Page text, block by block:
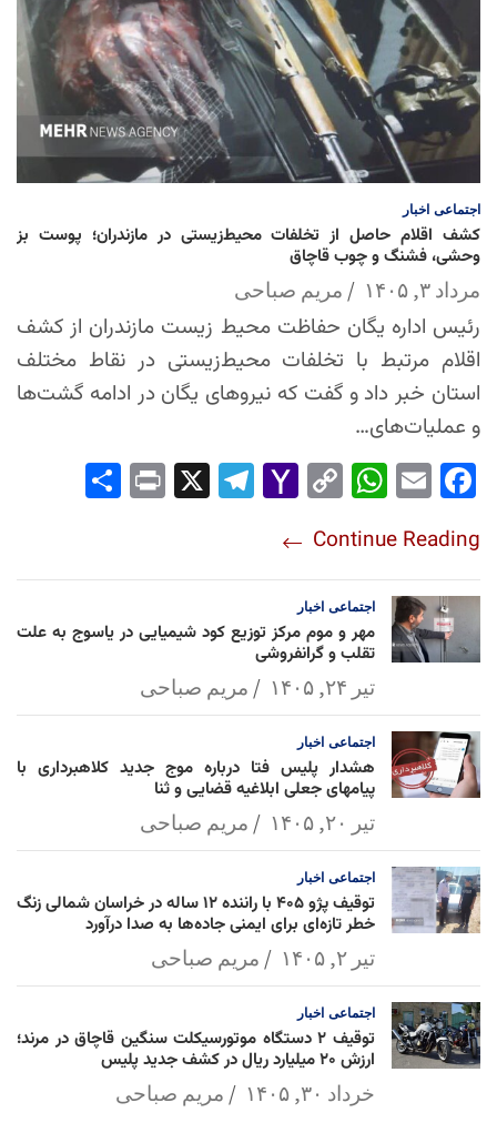
اجتماعی اخبار
کشف اقلام حاصل از تخلفات محیط‌زیستی در مازندران؛ پوست بز
وحشی، فشنگ و چوب قاچاق
مرداد ۳, ۱۴۰۵ مریم صباحی
رئیس اداره یگان حفاظت محیط زیست مازندران از کشف
اقلام مرتبط با تخلفات محیط‌زیستی در نقاط مختلف
استان خبر داد و گفت که نیروهای یگان در ادامه گشت‌ها
و عملیات‌های…
Fac
ok
Em
Wh
Ap
p
Co
Lin
k
Yah
l
Tel
Pri
Continue Reading
اجتماعی اخبار
مهر و موم مرکز توزیع کود شیمیایی در یاسوج به علت
تقلب و گرانفروشی
تیر ۲۴, ۱۴۰۵ مریم صباحی
اجتماعی اخبار
هشدار پلیس فتا درباره موج جدید کلاهبرداری با
پیامهای جعلی ابلاغیه قضایی و ثنا
تیر ۲۰, ۱۴۰۵ مریم صباحی
اجتماعی اخبار
توقیف پژو ۴۰۵ با راننده ۱۲ ساله در خراسان شمالی زنگ
خطر تازه‌ای برای ایمنی جاده‌ها به صدا درآورد
تیر ۲, ۱۴۰۵ مریم صباحی
اجتماعی اخبار
توقیف ۲ دستگاه موتورسیکلت سنگین قاچاق در مرند؛
ارزش ۲۰ میلیارد ریال در کشف جدید پلیس
خرداد ۳۰, ۱۴۰۵ مریم صباحی